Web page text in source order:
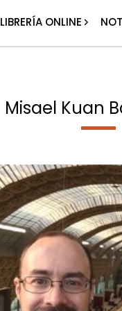
LIBRERÍA ONLINE
Misael Kuan